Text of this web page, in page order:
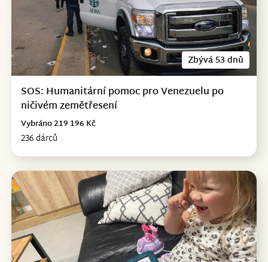
Zbývá 53 dnů
SOS: Humanitární pomoc pro Venezuelu po
ničivém zemětřesení
236 dárců
Vybráno 219 196 Kč